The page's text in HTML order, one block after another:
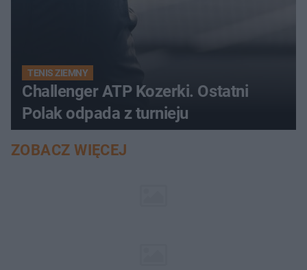
TENIS ZIEMNY
Challenger ATP Kozerki. Ostatni
Polak odpada z turnieju
ZOBACZ WIĘCEJ